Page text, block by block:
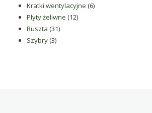
produktów
Kratki wentylacyjne 66
Płyty żeliwne 1212
Ruszta 3131
Szybry 33